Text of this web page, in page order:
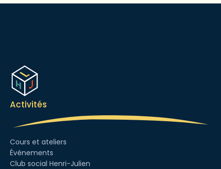
Activités
Cours et ateliers
Événements
Club social Henri-Julien